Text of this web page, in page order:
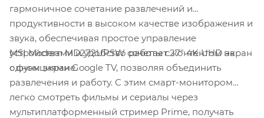
гармоничное сочетание развлечений и
продуктивности в высоком качестве изображения и
звука, обеспечивая простое управление
устройствами и удобство работы с контентом на
одном экране.
MSI Modern MD272UPSW сочетает 27" 4K UHD экран
с функциями Google TV, позволяя объединить
развлечения и работу. С этим смарт-монитором
легко смотреть фильмы и сериалы через
мультиплатформенный стример Prime, получать